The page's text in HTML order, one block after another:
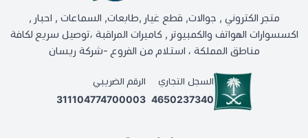
متجر الكتروني , جوالات, قطع غيار ,طابعات, السماعات , احبار ,
اكسسوارات الهواتف والكمبيوتر , كاميرات المراقبة ،توصيل سريع لكافة
مناطق المملكة ، استلام من الفروع -شركة ريسان
السجل التجاري
4650237340
الرقم الضريبي
311104774700003